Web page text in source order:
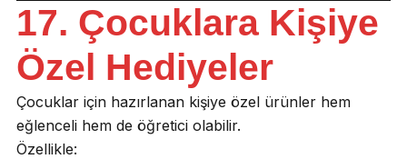
17. Çocuklara Kişiye
Özel Hediyeler
Çocuklar için hazırlanan kişiye özel ürünler hem
eğlenceli hem de öğretici olabilir.
Özellikle: